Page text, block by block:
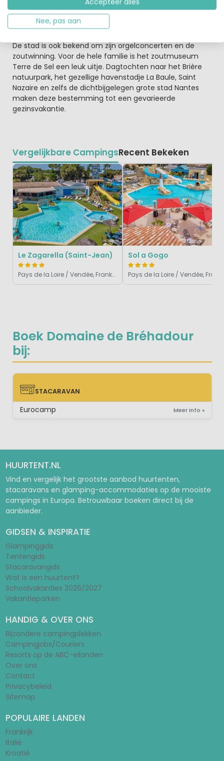
Boek Domaine de Bréhadour
bij:
STACARAVAN
STACARAVAN
Eurocamp Meer info »
anderhalve kilometer lengte plus vier versterkte
stadspoorten. Ze zijn tot op de dag van vandaag intact.
De oude huizen met hun leistenen daken en de
De stad is ook bekend om zijn orgelconcerten en de
zoutwinning. Voor de hele familie is het zoutmuseum
Terre de Sel een leuk uitje. Dagtochten naar het Brière
natuurpark, het gezellige havenstadje La Baule, Saint
Nazaire en zelfs de dichtbijgelegen grote stad Nantes
maken deze bestemming tot een gevarieerde
gezinsvakantie.
Vergelijkbare CampingsRecent Bekeken
Le Zagarella (Saint-Jean)
Pays de la Loire / Vendée, Frankrijk
Sol a Gogo
HUURTENT.NL
Vind en vergelijk het grootste aanbod huurtenten,
stacaravans en glamping-accommodaties op de mooiste
campings in Europa. Betrouwbaar boeken direct bij de
aanbieder.
GIDSEN & INSPIRATIE
Glampinggids
Tentengids
Stacaravangids
Wat is een huurtent?
Schoolvakanties 2026/2027
Vakantieparken
HANDIG & OVER ONS
Bijzondere campingplekken
Campingjobs/Couriers
Resorts op de ABC-eilanden
Over ons
Contact
Privacybeleid
Sitemap
POPULAIRE LANDEN
Frankrijk
Italië
Kroatië
Nee, pas aan